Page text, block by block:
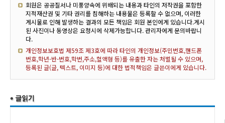
회원은 공공질서나 미풍양속에 위배되는 내용과 타인의 저작권을 포함한
지적재산권 및 기타 권리를 침해하는 내용물은 등록할 수 없으며, 이러한
게시물로 인해 발생하는 결과의 모든 책임은 회원 본인에게 있습니다.게시
된 사진이나 동영상은 요청시에 삭제가능합니다. 관리자에게 문의바랍니
다.
개인정보보호법 제59조 제3호에 따라 타인의 개인정보(주민번호,핸드폰
번호,학년-반-번호,학번,주소,혈액형 등)를 유출한 자는 처벌될 수 있으며,
등록된 글(글, 텍스트, 이미지 등)에 대한 법적책임은 글쓴이에게 있습니다.